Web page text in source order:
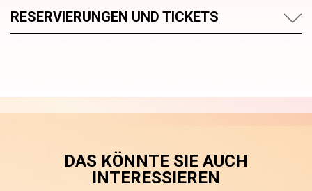
RESERVIERUNGEN UND TICKETS
DAS KÖNNTE SIE AUCH
INTERESSIEREN